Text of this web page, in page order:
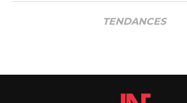
TENDANCES